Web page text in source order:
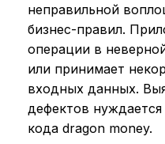
неправильной
бизнес-правил.
операции в
или принимает
входных данных.
дефектов нуждается
кода dragon money.